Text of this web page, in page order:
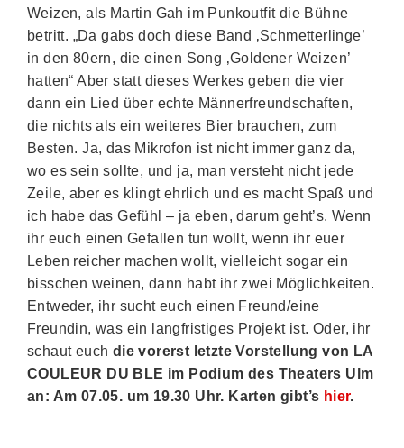
Weizen, als Martin Gah im Punkoutfit die Bühne
betritt. „Da gabs doch diese Band ‚Schmetterlinge’
in den 80ern, die einen Song ‚Goldener Weizen’
hatten“ Aber statt dieses Werkes geben die vier
dann ein Lied über echte Männerfreundschaften,
die nichts als ein weiteres Bier brauchen, zum
Besten. Ja, das Mikrofon ist nicht immer ganz da,
wo es sein sollte, und ja, man versteht nicht jede
Zeile, aber es klingt ehrlich und es macht Spaß und
ich habe das Gefühl – ja eben, darum geht’s. Wenn
ihr euch einen Gefallen tun wollt, wenn ihr euer
Leben reicher machen wollt, vielleicht sogar ein
bisschen weinen, dann habt ihr zwei Möglichkeiten.
Entweder, ihr sucht euch einen Freund/eine
Freundin, was ein langfristiges Projekt ist. Oder, ihr
schaut euch die vorerst letzte Vorstellung von LA
COULEUR DU BLE im Podium des Theaters Ulm
an: Am 07.05. um 19.30 Uhr. Karten gibt’s hier.